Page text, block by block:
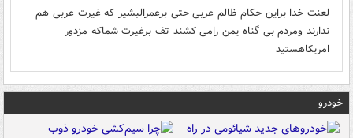
لعنت خدا براین حکام ظالم عربی حتی برعمرالبشیر که غیرت عربی هم
ندارند ومردم بی گناه یمن رامی کشند تف برغیرت شماکه مزدور
امریکاهستید
خودرو